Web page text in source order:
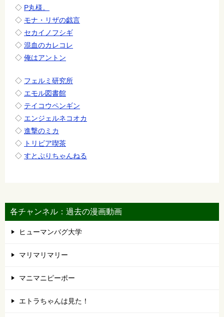
◇ P丸様。
◇ モナ・リザの戯言
◇ セカイノフシギ
◇ 混血のカレコレ
◇ 俺はアントン
◇ フェルミ研究所
◇ エモル図書館
◇ テイコウペンギン
◇ エンジェルネコオカ
◇ 進撃のミカ
◇ トリビア喫茶
◇ すとぷりちゃんねる
各チャンネル：過去の漫画動画
ヒューマンバグ大学
マリマリマリー
マニマニピーポー
エトラちゃんは見た！